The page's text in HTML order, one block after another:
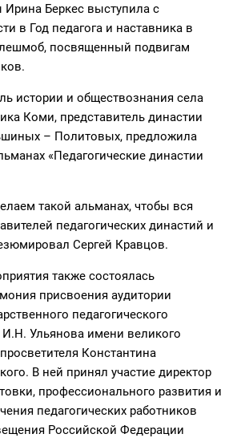
Беркес выступила с
в Год педагога и наставника в
посвященный подвигам
истории и обществознания села
Коми, представитель династии
– Политовых, предложила
«Педагогические династии
такой альманах, чтобы вся
педагогических династий и
Сергей Кравцов.
также состоялась
присвоения аудитории
педагогического
И.Н. Ульянова имени великого
Константина
В ней принял участие директор
профессионального развития и
педагогических работников
Российской Федерации